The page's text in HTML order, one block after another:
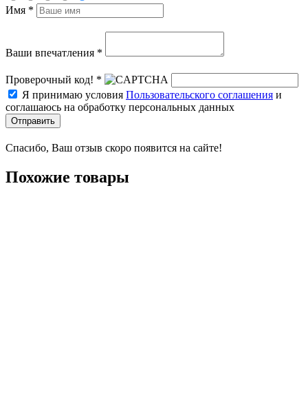
Имя *
Ваши впечатления *
Проверочный код! *
Я принимаю условия Пользовательского соглашения и
соглашаюсь на обработку персональных данных
Отправить
Спасибо, Ваш отзыв скоро появится на сайте!
Похожие товары